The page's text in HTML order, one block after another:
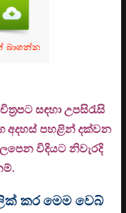
සඳහා උපසිරැසි
අදහස් පහළින් දක්වන
විදියට නිවැරදි
කර මෙම වෙබ්